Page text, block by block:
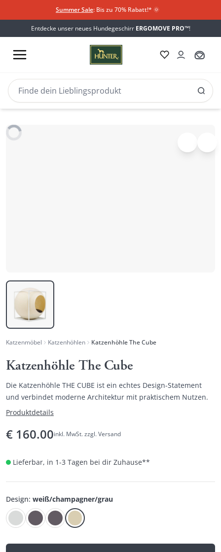
Summer Sale: Bis zu 70% Rabatt!* 🌞
Entdecke unser neues Hundegeschirr ERGOMOVE PRO™!
Katzenmöbel Katzenhöhlen Katzenhöhle The Cube
Katzenhöhle The Cube
Die Katzenhöhle THE CUBE ist ein echtes Design-Statement
und verbindet moderne Architektur mit praktischem Nutzen.
Produktdetails
€ 160.00inkl. MwSt. zzgl. Versand
Lieferbar, in 1-3 Tagen bei dir Zuhause**
Design: weiß/champagner/grau